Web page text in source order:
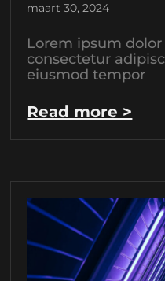
maart 30, 2024
Lorem ipsum
consectetur
eiusmod tempor
Read more >